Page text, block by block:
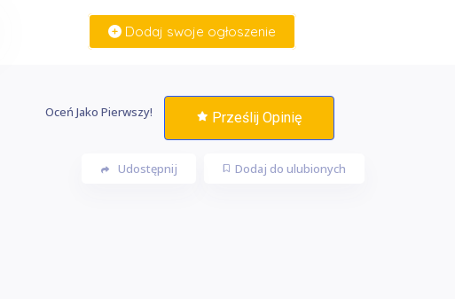
Dodaj swoje ogłoszenie
Oceń Jako Pierwszy! Prześlij Opinię
Dodaj do ulubionych
Udostępnij